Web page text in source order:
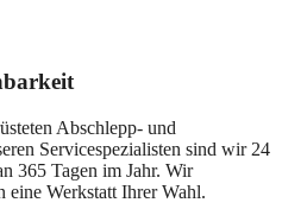
Abschlepp- und
Servicespezialisten sind wir 24
365 Tagen im Jahr. Wir
eine Werkstatt Ihrer Wahl.